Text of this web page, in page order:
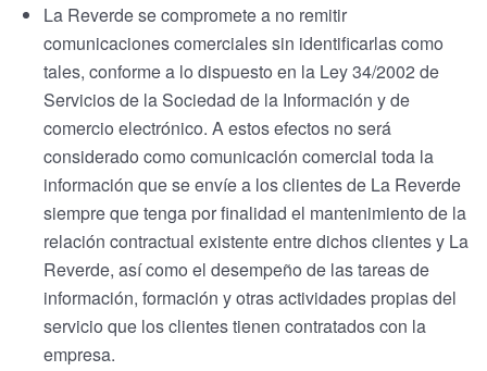
La Reverde se compromete a no remitir
comunicaciones comerciales sin identificarlas como
tales, conforme a lo dispuesto en la Ley 34/2002 de
Servicios de la Sociedad de la Información y de
comercio electrónico. A estos efectos no será
considerado como comunicación comercial toda la
información que se envíe a los clientes de La Reverde
siempre que tenga por finalidad el mantenimiento de la
relación contractual existente entre dichos clientes y La
Reverde, así como el desempeño de las tareas de
información, formación y otras actividades propias del
servicio que los clientes tienen contratados con la
empresa.